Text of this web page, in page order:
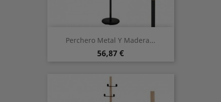
Perchero Metal Y Madera...
Preis
56,87 €